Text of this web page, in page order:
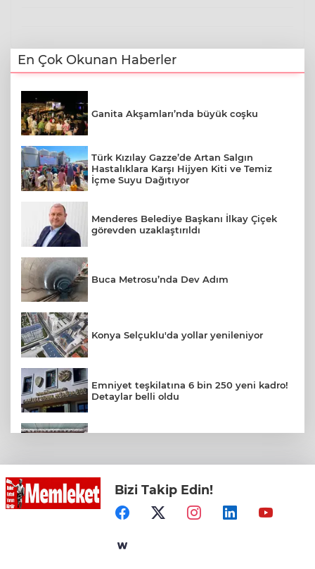
En Çok Okunan Haberler
Ganita Akşamları’nda büyük coşku
Türk Kızılay Gazze’de Artan Salgın
Hastalıklara Karşı Hijyen Kiti ve Temiz
İçme Suyu Dağıtıyor
Menderes Belediye Başkanı İlkay Çiçek
görevden uzaklaştırıldı
Buca Metrosu’nda Dev Adım
Konya Selçuklu'da yollar yenileniyor
Emniyet teşkilatına 6 bin 250 yeni kadro!
Detaylar belli oldu
İpsala OSB'nin gelişimi için kritik ziyaret
Bursa Büyükşehir Harmancık’ta da yolları
Bizi Takip Edin!